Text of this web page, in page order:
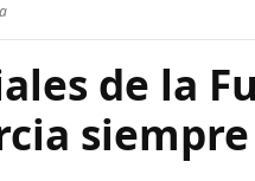
de la
siempre